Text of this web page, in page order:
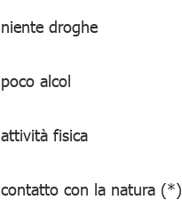
niente droghe
poco alcol
attività fisica
contatto con la natura (*)